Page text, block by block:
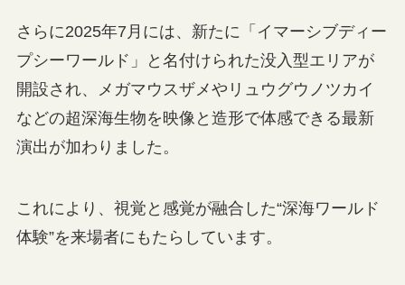
さらに2025年7月には、新たに「イマーシブディー
プシーワールド」と名付けられた没入型エリアが
開設され、メガマウスザメやリュウグウノツカイ
などの超深海生物を映像と造形で体感できる最新
演出が加わりました。
これにより、視覚と感覚が融合した“深海ワールド
体験”を来場者にもたらしています。